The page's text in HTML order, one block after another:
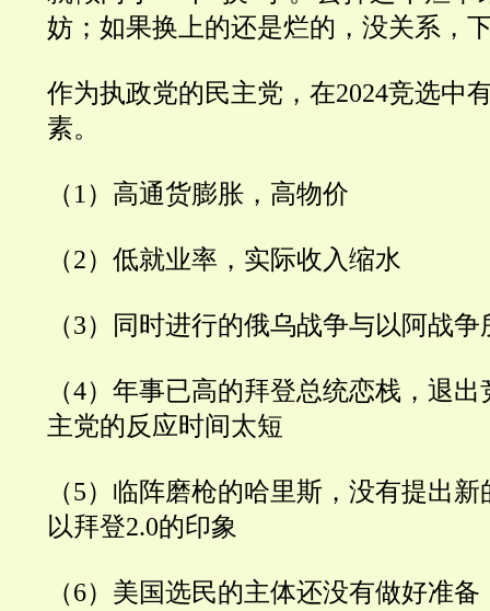
妨；如果换上的还是烂的，没关系，
作为执政党的民主党，在2024竞选中
素。
（1）高通货膨胀，高物价
（2）低就业率，实际收入缩水
（3）同时进行的俄乌战争与以阿战
（4）年事已高的拜登总统恋栈，退
主党的反应时间太短
（5）临阵磨枪的哈里斯，没有提出
以拜登2.0的印象
（6）美国选民的主体还没有做好准